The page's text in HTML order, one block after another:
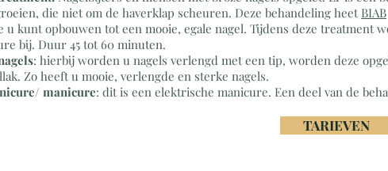
die niet om de haverklap scheuren. Deze behandeling heet BIAB
u kunt opbouwen tot een mooie, egale nagel. Tijdens deze treatment
bij. Duur 45 tot 60 minuten.
: hierbij worden u nagels verlengd met een tip, worden deze
Zo heeft u mooie, verlengde en sterke nagels.
manicure: dit is een elektrische manicure. Een deel van de
TARIEVEN